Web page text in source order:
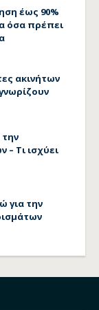
έως 90%
όσα πρέπει
ακινήτων
– Τι ισχύει
για την